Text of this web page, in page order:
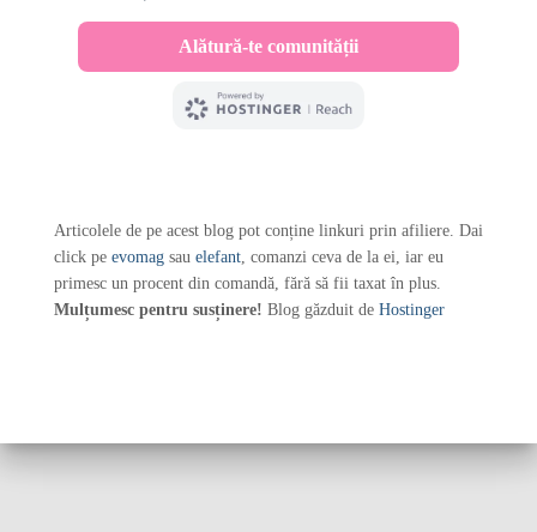
Articolele de pe acest blog pot conține linkuri prin afiliere. Dai
click pe evomag sau elefant, comanzi ceva de la ei, iar eu
primesc un procent din comandă, fără să fii taxat în plus.
Mulțumesc pentru susținere! Blog găzduit de Hostinger